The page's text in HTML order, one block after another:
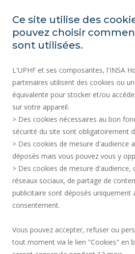
PROFESSIONAL EQUALITY INDEX
SITE MAP
PERSONAL DATA
PUBLIC PROCUREMENT
LEGAL INFORMATION
RECRUITMENTS
CREDITS
PRESS AREA
SOCIAL MAP
CONTACT
COOKIE MANAGEMENT
Join us !
Ce site utilise des
pouvez choisir
sont utilisées.
L'UPHF et ses composantes, l'INSA
partenaires utilisent des cookies ou
équivalente pour stocker et/ou
sur votre appareil.
> Des cookies nécessaires au bon
sécurité du site sont obligatoirement
> Des cookies de mesure d'audience
déposés mais vous pouvez vous y
> Des cookies de mesure d'audience,
réseaux sociaux, de partage de
publicitaire sont déposés uniquement
consentement.
Vous pouvez accepter, refuser ou
tout moment via le lien "Cookies" en